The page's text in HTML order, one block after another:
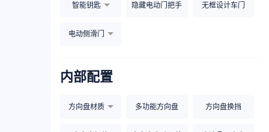
智能钥匙 隐藏电动门把手 无框设计车门
电动侧滑门
内部配置
方向盘材质 多功能方向盘 方向盘换挡